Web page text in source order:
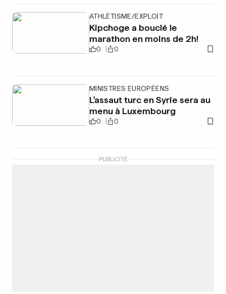
ATHLÉTISME/EXPLOIT
Kipchoge a bouclé le
marathon en moins de 2h!
0 0
MINISTRES EUROPÉENS
L'assaut turc en Syrie sera au
menu à Luxembourg
0 0
PUBLICITÉ